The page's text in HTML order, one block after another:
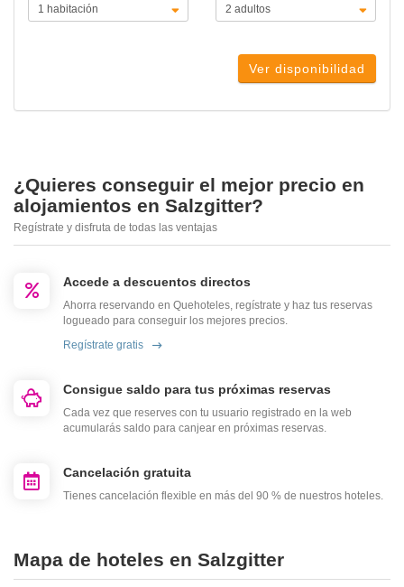
Ver disponibilidad
¿Quieres conseguir el mejor precio en
alojamientos en Salzgitter?
Regístrate y disfruta de todas las ventajas
Accede a descuentos directos
Ahorra reservando en Quehoteles, regístrate y haz tus reservas
logueado para conseguir los mejores precios.
Regístrate gratis
Consigue saldo para tus próximas reservas
Cada vez que reserves con tu usuario registrado en la web
acumularás saldo para canjear en próximas reservas.
Cancelación gratuita
Tienes cancelación flexible en más del 90 % de nuestros hoteles.
Mapa de hoteles en Salzgitter